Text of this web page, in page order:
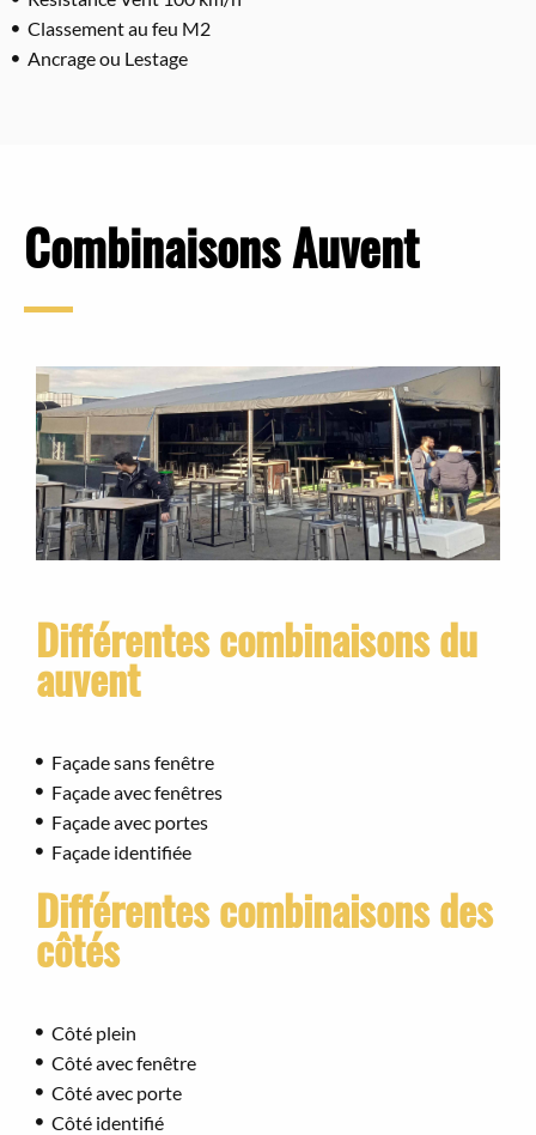
Classement au feu M2
Ancrage ou Lestage
Combinaisons Auvent
Différentes combinaisons du
auvent
Façade sans fenêtre
Façade avec fenêtres
Façade avec portes
Façade identifiée
Différentes combinaisons des
côtés
Côté plein
Côté avec fenêtre
Côté avec porte
Côté identifié